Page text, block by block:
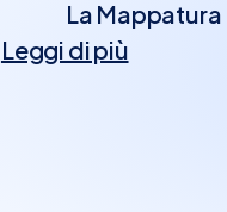
La
lesioni
Leggi di più